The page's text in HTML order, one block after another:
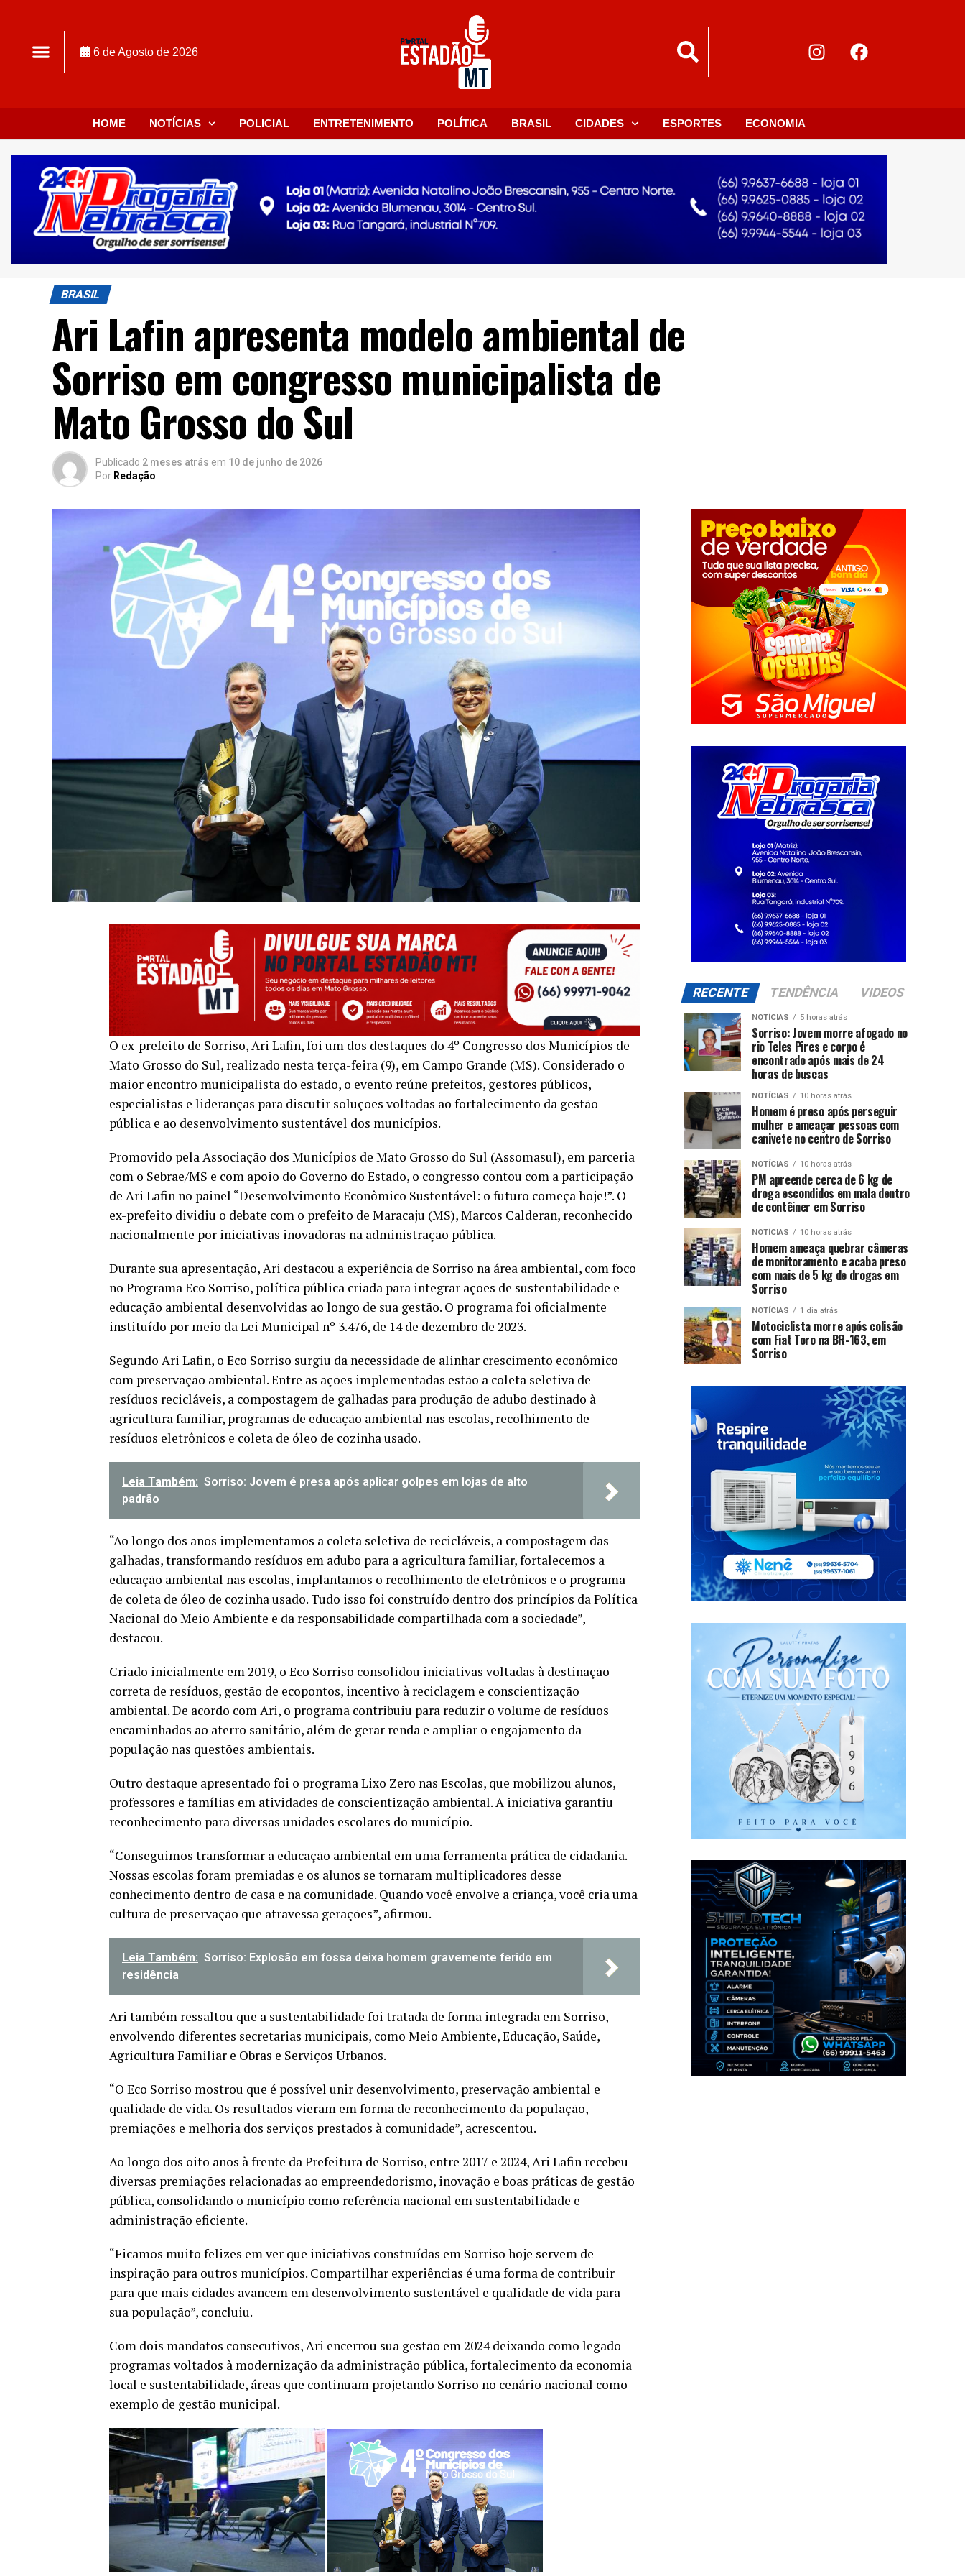
6 de Agosto de 2026
HOME NOTÍCIAS POLICIAL ENTRETENIMENTO POLÍTICA BRASIL CIDADES ESPORTES ECONOMIA
BRASIL
Ari Lafin apresenta modelo ambiental de
Sorriso em congresso municipalista de
Mato Grosso do Sul
Publicado 2 meses atrás em 10 de junho de 2026
Por Redação
O ex-prefeito de Sorriso, Ari Lafin, foi um dos destaques do 4º Congresso dos Municípios de
Mato Grosso do Sul, realizado nesta terça-feira (9), em Campo Grande (MS). Considerado o
maior encontro municipalista do estado, o evento reúne prefeitos, gestores públicos,
especialistas e lideranças para discutir soluções voltadas ao fortalecimento da gestão
pública e ao desenvolvimento sustentável dos municípios.
Promovido pela Associação dos Municípios de Mato Grosso do Sul (Assomasul), em parceria
com o Sebrae/MS e com apoio do Governo do Estado, o congresso contou com a participação
de Ari Lafin no painel “Desenvolvimento Econômico Sustentável: o futuro começa hoje!”. O
ex-prefeito dividiu o debate com o prefeito de Maracaju (MS), Marcos Calderan, reconhecido
nacionalmente por iniciativas inovadoras na administração pública.
Durante sua apresentação, Ari destacou a experiência de Sorriso na área ambiental, com foco
no Programa Eco Sorriso, política pública criada para integrar ações de sustentabilidade e
educação ambiental desenvolvidas ao longo de sua gestão. O programa foi oficialmente
instituído por meio da Lei Municipal nº 3.476, de 14 de dezembro de 2023.
Segundo Ari Lafin, o Eco Sorriso surgiu da necessidade de alinhar crescimento econômico
com preservação ambiental. Entre as ações implementadas estão a coleta seletiva de
resíduos recicláveis, a compostagem de galhadas para produção de adubo destinado à
agricultura familiar, programas de educação ambiental nas escolas, recolhimento de
resíduos eletrônicos e coleta de óleo de cozinha usado.
Leia Também: Sorriso: Jovem é presa após aplicar golpes em lojas de alto
padrão
“Ao longo dos anos implementamos a coleta seletiva de recicláveis, a compostagem das
galhadas, transformando resíduos em adubo para a agricultura familiar, fortalecemos a
educação ambiental nas escolas, implantamos o recolhimento de eletrônicos e o programa
de coleta de óleo de cozinha usado. Tudo isso foi construído dentro dos princípios da Política
Nacional do Meio Ambiente e da responsabilidade compartilhada com a sociedade”,
destacou.
Criado inicialmente em 2019, o Eco Sorriso consolidou iniciativas voltadas à destinação
correta de resíduos, gestão de ecopontos, incentivo à reciclagem e conscientização
ambiental. De acordo com Ari, o programa contribuiu para reduzir o volume de resíduos
encaminhados ao aterro sanitário, além de gerar renda e ampliar o engajamento da
população nas questões ambientais.
Outro destaque apresentado foi o programa Lixo Zero nas Escolas, que mobilizou alunos,
professores e famílias em atividades de conscientização ambiental. A iniciativa garantiu
reconhecimento para diversas unidades escolares do município.
“Conseguimos transformar a educação ambiental em uma ferramenta prática de cidadania.
Nossas escolas foram premiadas e os alunos se tornaram multiplicadores desse
conhecimento dentro de casa e na comunidade. Quando você envolve a criança, você cria uma
cultura de preservação que atravessa gerações”, afirmou.
Leia Também: Sorriso: Explosão em fossa deixa homem gravemente ferido em
residência
Ari também ressaltou que a sustentabilidade foi tratada de forma integrada em Sorriso,
envolvendo diferentes secretarias municipais, como Meio Ambiente, Educação, Saúde,
Agricultura Familiar e Obras e Serviços Urbanos.
“O Eco Sorriso mostrou que é possível unir desenvolvimento, preservação ambiental e
qualidade de vida. Os resultados vieram em forma de reconhecimento da população,
premiações e melhoria dos serviços prestados à comunidade”, acrescentou.
Ao longo dos oito anos à frente da Prefeitura de Sorriso, entre 2017 e 2024, Ari Lafin recebeu
diversas premiações relacionadas ao empreendedorismo, inovação e boas práticas de gestão
pública, consolidando o município como referência nacional em sustentabilidade e
administração eficiente.
“Ficamos muito felizes em ver que iniciativas construídas em Sorriso hoje servem de
inspiração para outros municípios. Compartilhar experiências é uma forma de contribuir
para que mais cidades avancem em desenvolvimento sustentável e qualidade de vida para
sua população”, concluiu.
Com dois mandatos consecutivos, Ari encerrou sua gestão em 2024 deixando como legado
programas voltados à modernização da administração pública, fortalecimento da economia
local e sustentabilidade, áreas que continuam projetando Sorriso no cenário nacional como
exemplo de gestão municipal.
RECENTE TENDÊNCIA VIDEOS
NOTÍCIAS 5 horas atrás
Sorriso: Jovem morre afogado no
rio Teles Pires e corpo é
encontrado após mais de 24
horas de buscas
NOTÍCIAS 10 horas atrás
Homem é preso após perseguir
mulher e ameaçar pessoas com
canivete no centro de Sorriso
NOTÍCIAS 10 horas atrás
PM apreende cerca de 6 kg de
droga escondidos em mala dentro
de contêiner em Sorriso
NOTÍCIAS 10 horas atrás
Homem ameaça quebrar câmeras
de monitoramento e acaba preso
com mais de 5 kg de drogas em
Sorriso
NOTÍCIAS 1 dia atrás
Motociclista morre após colisão
com Fiat Toro na BR-163, em
Sorriso